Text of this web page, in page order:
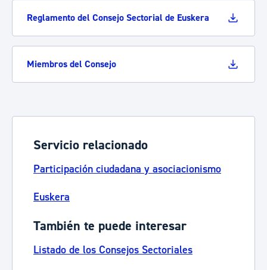
Reglamento del Consejo Sectorial de Euskera
Miembros del Consejo
Servicio relacionado
Participación ciudadana y asociacionismo
Euskera
También te puede interesar
Listado de los Consejos Sectoriales